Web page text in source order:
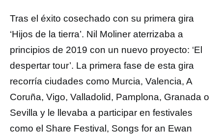
Tras el éxito cosechado con su primera gira
‘Hijos de la tierra’. Nil Moliner aterrizaba a
principios de 2019 con un nuevo proyecto: ‘El
despertar tour’. La primera fase de esta gira
recorría ciudades como Murcia, Valencia, A
Coruña, Vigo, Valladolid, Pamplona, Granada o
Sevilla y le llevaba a participar en festivales
como el Share Festival, Songs for an Ewan